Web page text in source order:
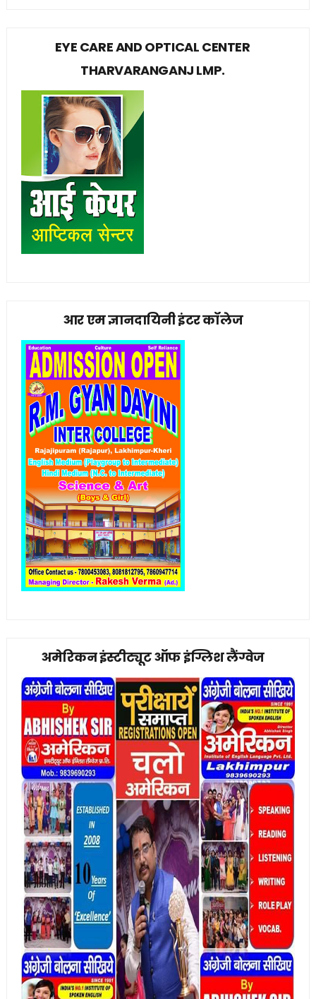
EYE CARE AND OPTICAL CENTER
THARVARANGANJ LMP.
आर एम ज्ञानदायिनी इंटर कॉलेज
अमेरिकन इंस्टीट्यूट ऑफ इंग्लिश लैंग्वेज